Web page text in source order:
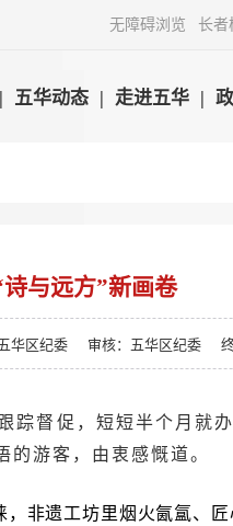
无障碍浏览 长者
| 五华动态 | 走进五华 |
与远方”新画卷
华区纪委 审核：五华区纪委
踪督促，短短半个月就
游客，由衷感慨道。
非遗工坊里烟火氤氲、